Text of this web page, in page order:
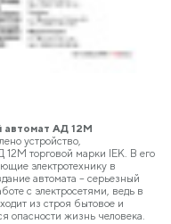
автомат АД 12М
устройство,
торговой марки IEK. В его
электротехнику в
автомата – серьезный
с электросетями, ведь в
из строя бытовое и
опасности жизнь человека.